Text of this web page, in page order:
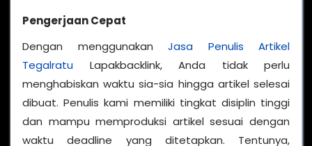
Pengerjaan Cepat
Dengan menggunakan Jasa Penulis Artikel
Tegalratu Lapakbacklink, Anda tidak perlu
menghabiskan waktu sia-sia hingga artikel selesai
dibuat. Penulis kami memiliki tingkat disiplin tinggi
dan mampu memproduksi artikel sesuai dengan
waktu deadline yang ditetapkan. Tentunya,